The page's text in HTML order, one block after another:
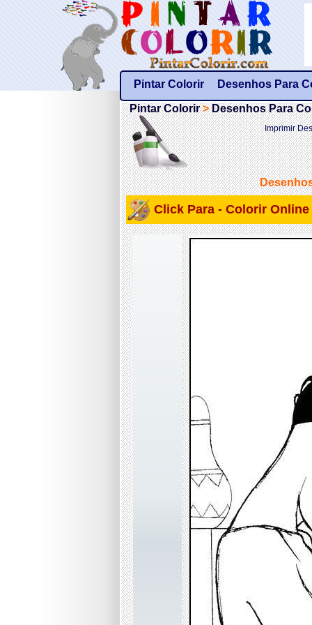
Pintar Colorir Desenhos Para
Pintar Colorir>Desenhos Para
Imprimir
Click Para - Colorir